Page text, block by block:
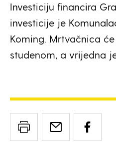
Investiciju financira
investicije je
Koming. Mrtvačnica
studenom, a vrijedna